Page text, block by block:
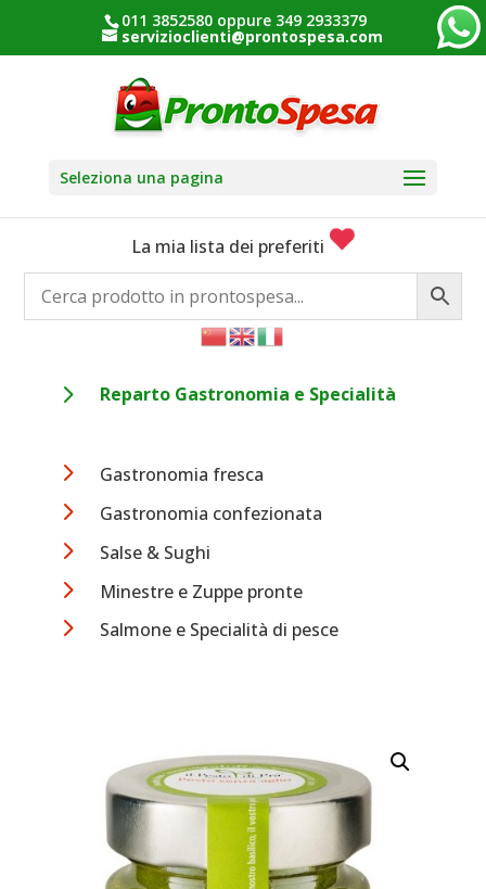
011 3852580 oppure 349 2933379
servizioclienti@prontospesa.com
Seleziona una pagina
La mia lista dei preferiti
5 Reparto Gastronomia e Specialità
5 Gastronomia fresca
5 Gastronomia confezionata
5 Salse & Sughi
5 Minestre e Zuppe pronte
5 Salmone e Specialità di pesce